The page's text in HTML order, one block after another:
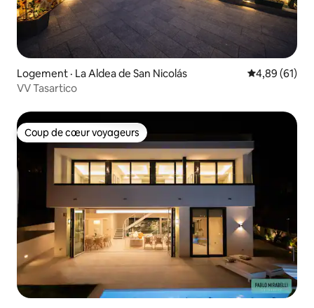
Logement · La Aldea de San Nicolás Note
4,89 (61)
VV Tasartico
Coup de cœur voyageurs
Coup de cœur voyageurs